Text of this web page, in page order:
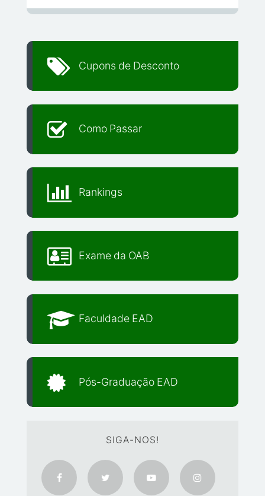
Cupons de Desconto
Como Passar
Rankings
Exame da OAB
Faculdade EAD
Pós-Graduação EAD
SIGA-NOS!